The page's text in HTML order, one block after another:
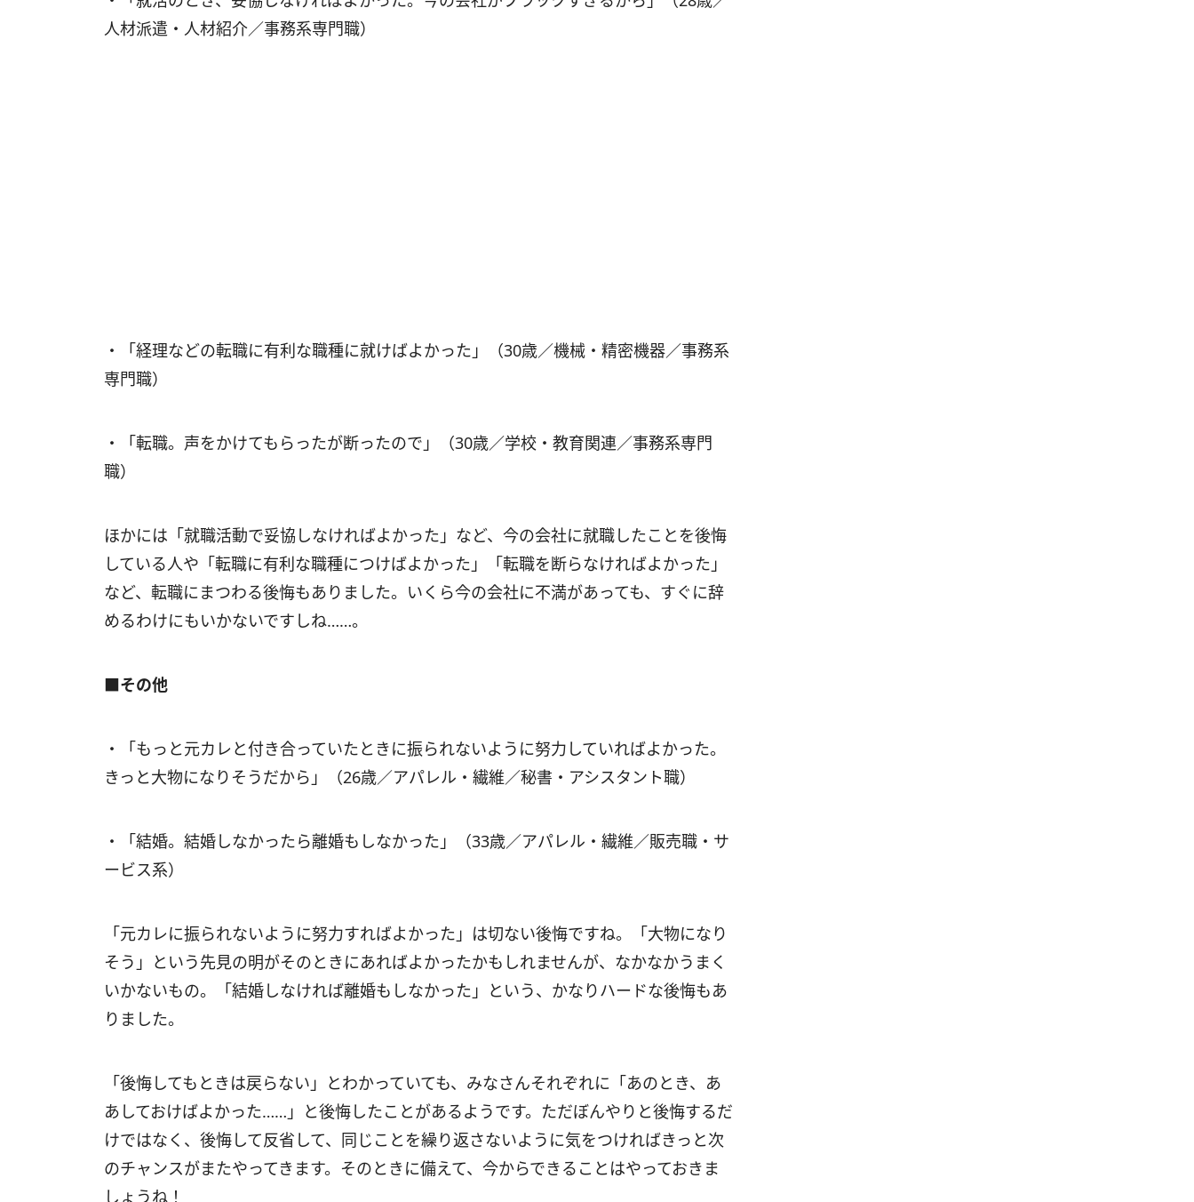
人材派遣・人材紹介／事務系専門職）
・「経理などの転職に有利な職種に就けばよかった」（30歳／機械・精密機器／事務系
専門職）
・「転職。声をかけてもらったが断ったので」（30歳／学校・教育関連／事務系専門
職）
ほかには「就職活動で妥協しなければよかった」など、今の会社に就職したことを後悔
している人や「転職に有利な職種につけばよかった」「転職を断らなければよかった」
など、転職にまつわる後悔もありました。いくら今の会社に不満があっても、すぐに辞
めるわけにもいかないですしね……。
■その他
・「もっと元カレと付き合っていたときに振られないように努力していればよかった。
きっと大物になりそうだから」（26歳／アパレル・繊維／秘書・アシスタント職）
・「結婚。結婚しなかったら離婚もしなかった」（33歳／アパレル・繊維／販売職・サ
ービス系）
「元カレに振られないように努力すればよかった」は切ない後悔ですね。「大物になり
そう」という先見の明がそのときにあればよかったかもしれませんが、なかなかうまく
いかないもの。「結婚しなければ離婚もしなかった」という、かなりハードな後悔もあ
りました。
「後悔してもときは戻らない」とわかっていても、みなさんそれぞれに「あのとき、あ
あしておけばよかった……」と後悔したことがあるようです。ただぼんやりと後悔するだ
けではなく、後悔して反省して、同じことを繰り返さないように気をつければきっと次
のチャンスがまたやってきます。そのときに備えて、今からできることはやっておきま
しょうね！